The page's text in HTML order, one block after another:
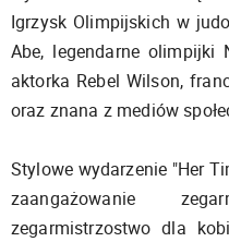
Igrzysk Olimpijskich w
Abe, legendarne olimpijki
aktorka Rebel Wilson,
oraz znana z mediów
Stylowe wydarzenie "Her
zaangażowanie
zegarmistrzostwo dla